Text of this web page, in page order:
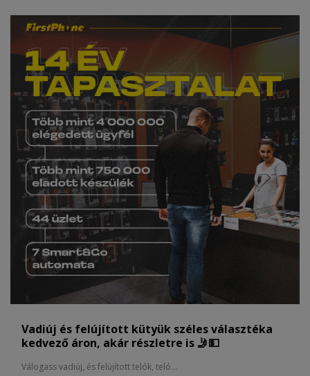
Vadiúj és felújított kütyük széles választéka
kedvező áron, akár részletre is 🤳💵
Válogass vadiúj, és felújított telók, teló...